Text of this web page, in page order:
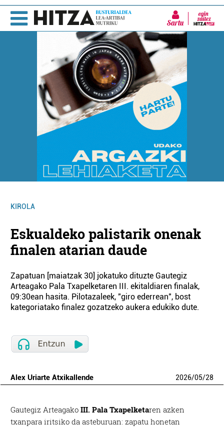
Sartu
KIROLA
Eskualdeko palistarik onenak
finalen atarian daude
Zapatuan [maiatzak 30] jokatuko dituzte Gautegiz
Arteagako Pala Txapelketaren III. ekitaldiaren finalak,
09:30ean hasita. Pilotazaleek, "giro ederrean", bost
kategoriatako finalez gozatzeko aukera edukiko dute.
Alex Uriarte Atxikallende 2026/05/28
Gautegiz ArteagakoIII. Pala Txapelketaren azken
txanpara iritsiko da asteburuan: zapatu honetan